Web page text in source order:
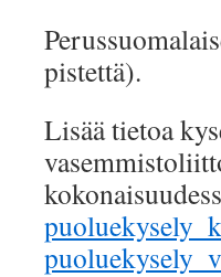
pistettä).
Lisää tietoa